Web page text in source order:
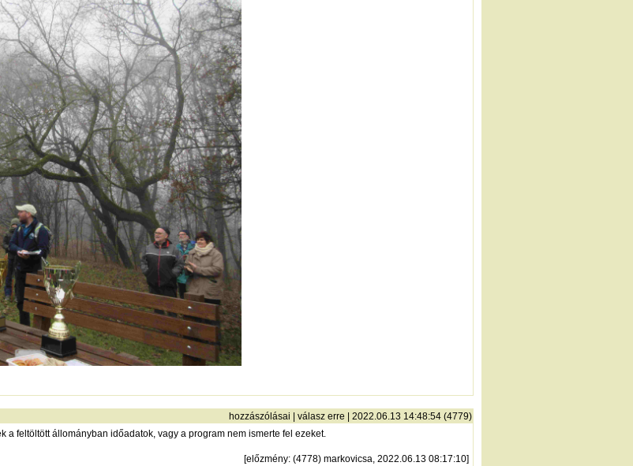
hozzászólásai válasz erre | 2022.06.13 14:48:54 (4779)
a feltöltött állományban időadatok, vagy a program nem ismerte fel ezeket.
[előzmény: (4778) markovicsa, 2022.06.13 08:17:10]